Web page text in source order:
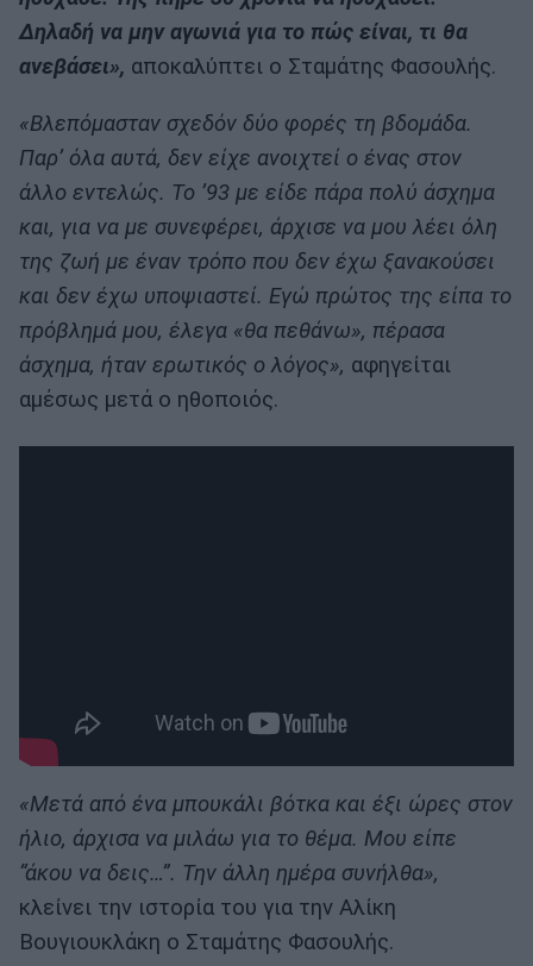
Δηλαδή να μην αγωνιά για το πώς είναι, τι θα
ανεβάσει», αποκαλύπτει ο Σταμάτης Φασουλής.
«Βλεπόμασταν σχεδόν δύο φορές τη βδομάδα.
Παρ’ όλα αυτά, δεν είχε ανοιχτεί ο ένας στον
άλλο εντελώς. Το ’93 με είδε πάρα πολύ άσχημα
και, για να με συνεφέρει, άρχισε να μου λέει όλη
της ζωή με έναν τρόπο που δεν έχω ξανακούσει
και δεν έχω υποψιαστεί. Εγώ πρώτος της είπα το
πρόβλημά μου, έλεγα «θα πεθάνω», πέρασα
άσχημα, ήταν ερωτικός ο λόγος», αφηγείται
αμέσως μετά ο ηθοποιός.
«Μετά από ένα μπουκάλι βότκα και έξι ώρες στον
ήλιο, άρχισα να μιλάω για το θέμα. Μου είπε
“άκου να δεις…”. Την άλλη ημέρα συνήλθα»,
κλείνει την ιστορία του για την Αλίκη
Βουγιουκλάκη ο Σταμάτης Φασουλής.